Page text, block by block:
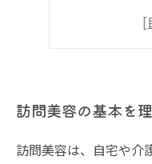
訪問美容
訪問美容の基本を
訪問美容は、自宅や介